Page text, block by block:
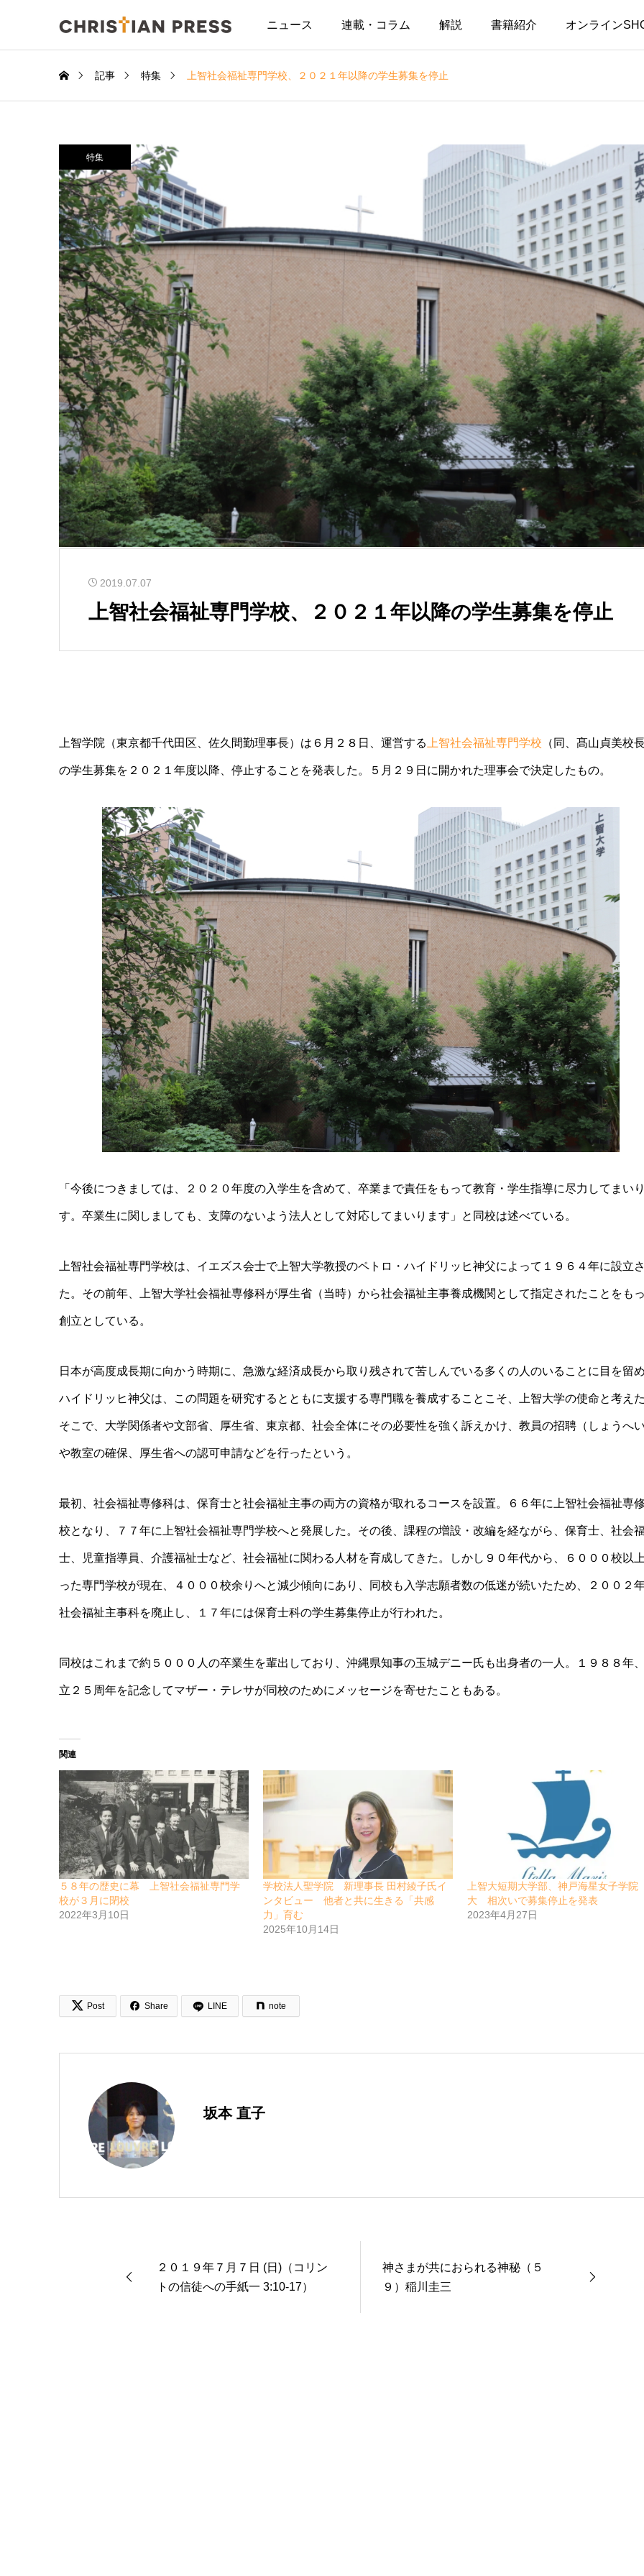
ニュース 連載・コラム 解説 書籍紹介 オンライン
記事 特集 上智社会福祉専門学校、２０２１年以降の学生募集を停止
特集
2019.07.07
上智社会福祉専門学校、２０２１年以降の学生募集を停止
上智学院（東京都千代田区、佐久間勤理事長）は６月２８日、運営する 上智社会福祉専門学校 （同、髙山貞美校
の学生募集を２０２１年度以降、停止することを発表した。５月２９日に開かれた理事会で決定したもの。
「今後につきましては、２０２０年度の入学生を含めて、卒業まで責任をもって教育・学生指導に尽力してまい
す。卒業生に関しましても、支障のないよう法人として対応してまいります」と同校は述べている。
上智社会福祉専門学校は、イエズス会士で上智大学教授のペトロ・ハイドリッヒ神父によって１９６４年に設立
た。その前年、上智大学社会福祉専修科が厚生省（当時）から社会福祉主事養成機関として指定されたことをも
創立としている。
日本が高度成長期に向かう時期に、急激な経済成長から取り残されて苦しんでいる多くの人のいることに目を留
ハイドリッヒ神父は、この問題を研究するとともに支援する専門職を養成することこそ、上智大学の使命と考え
そこで、大学関係者や文部省、厚生省、東京都、社会全体にその必要性を強く訴えかけ、教員の招聘（しょうへ
や教室の確保、厚生省への認可申請などを行ったという。
最初、社会福祉専修科は、保育士と社会福祉主事の両方の資格が取れるコースを設置。６６年に上智社会福祉専
校となり、７７年に上智社会福祉専門学校へと発展した。その後、課程の増設・改編を経ながら、保育士、社会
士、児童指導員、介護福祉士など、社会福祉に関わる人材を育成してきた。しかし９０年代から、６０００校以
った専門学校が現在、４０００校余りへと減少傾向にあり、同校も入学志願者数の低迷が続いたため、２００２
社会福祉主事科を廃止し、１７年には保育士科の学生募集停止が行われた。
同校はこれまで約５０００人の卒業生を輩出しており、沖縄県知事の玉城デニー氏も出身者の一人。１９８８年
立２５周年を記念してマザー・テレサが同校のためにメッセージを寄せたこともある。
関連
５８年の歴史に幕 上智社会福祉専門学
校が３月に閉校
2022年3月10日
学校法人聖学院 新理事長 田村綾子氏イ
ンタビュー 他者と共に生きる「共感
力」育む
2025年10月14日
上智大短期大学部、神戸海星女子学院
大 相次いで募集停止を発表
2023年4月27日
 Post  Share LINE note
坂本 直子
２０１９年７月７日 (日)（コリン
トの信徒への手紙一 3:10-17）
神さまが共におられる神秘（５
９）稲川圭三